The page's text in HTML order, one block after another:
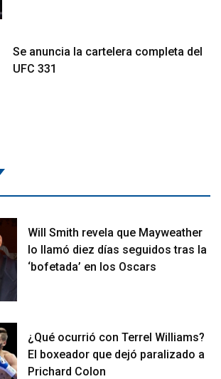
Se anuncia la cartelera completa del
UFC 331
Will Smith revela que Mayweather
lo llamó diez días seguidos tras la
‘bofetada’ en los Oscars
¿Qué ocurrió con Terrel Williams?
El boxeador que dejó paralizado a
Prichard Colon